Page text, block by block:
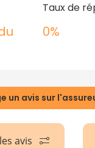
Taux de
0%
un avis sur
avis